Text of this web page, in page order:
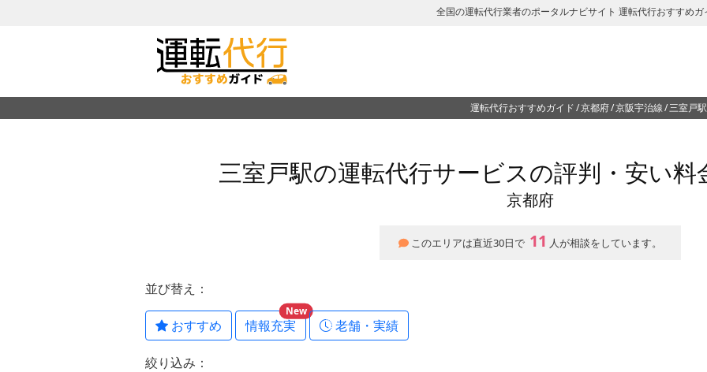
全国の運転代行業者のポータルナビサイト 運転代行おすすめ
運転代行おすすめガイド 京都府 京阪宇治線 三室戸
三室戸駅の運転代行サービスの評判・安い
京都府
このエリアは直近30日で 11 人が相談をしています。
並び替え：
おすすめ 情報充実
New
老舗・実績
絞り込み：